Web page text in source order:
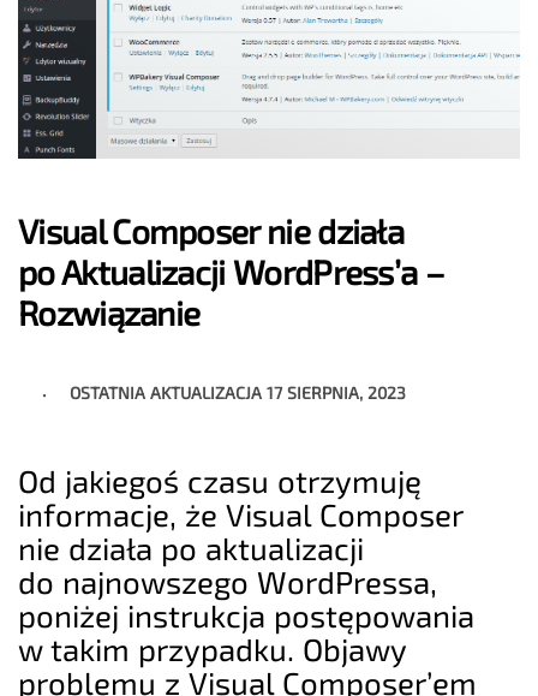
Visual Composer nie działa
po Aktualizacji WordPress’a –
Rozwiązanie
OSTATNIA AKTUALIZACJA17 SIERPNIA, 2023
Od jakiegoś czasu otrzymuję
informacje, że Visual Composer
nie działa po aktualizacji
do najnowszego WordPressa,
poniżej instrukcja postępowania
w takim przypadku. Objawy
problemu z Visual Composer’em